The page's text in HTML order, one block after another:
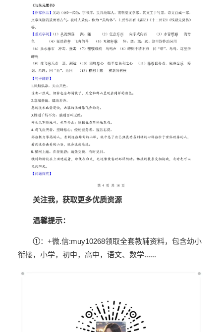
关注我，获取更多优质资源
温馨提示：
①： +微.信:muy10268领取全套教辅资料，包含幼小
衔接，小学，初中， 高中，语文、数学......